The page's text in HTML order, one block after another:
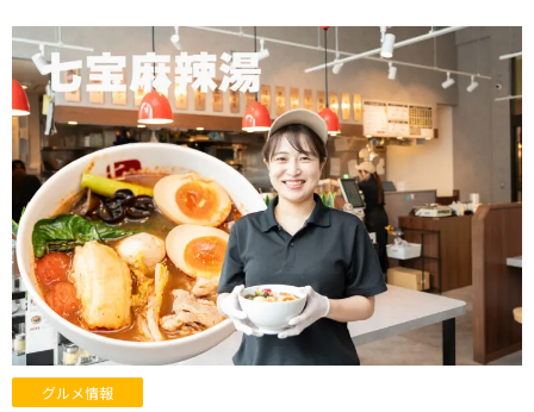
グルメ情報